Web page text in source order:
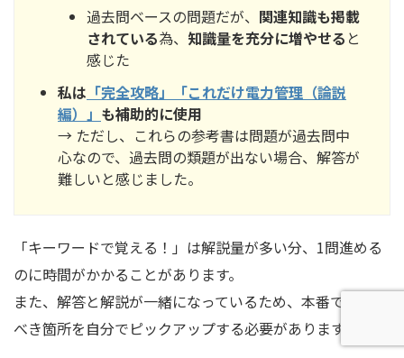
過去問ベースの問題だが、 関連知識も掲載
されている為、 知識量を充分に増やせる と
感じた
私は 「完全攻略」
「これだけ電力管理（論説
編）」 も補助的に使用
→ ただし、これらの参考書は問題が過去問中
心なので、過去問の類題が出ない場合、解答が
難しいと感じました。
「キーワードで覚える！」は解説量が多い分、1問進める
のに時間がかかることがあります。
また、解答と解説が一緒になっているため、本番で記述す
べき箇所を自分でピックアップする必要があります。